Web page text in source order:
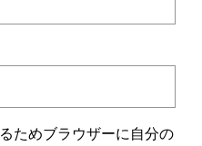
ためブラウザーに自分の